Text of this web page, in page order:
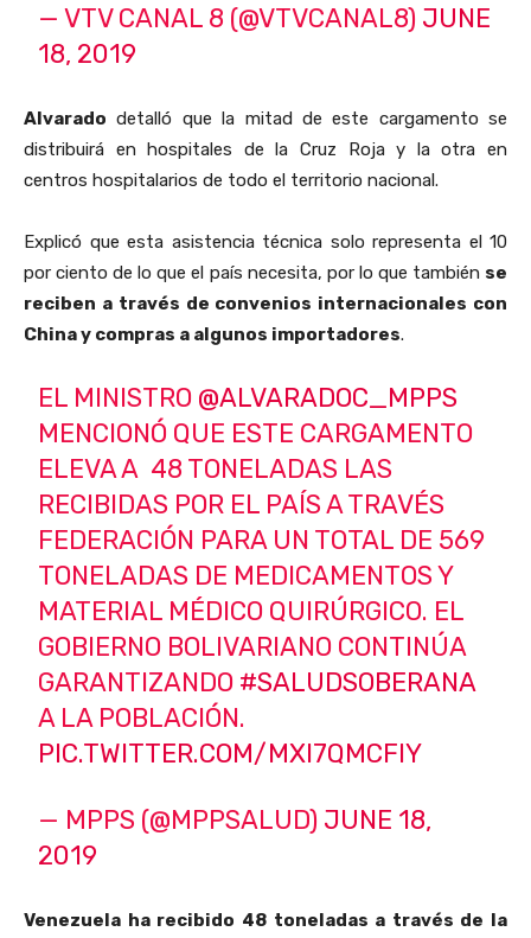
— VTV CANAL 8 (@VTVCANAL8) JUNE
18, 2019
Alvarado detalló que la mitad de este cargamento se
distribuirá en hospitales de la Cruz Roja y la otra en
centros hospitalarios de todo el territorio nacional.
Explicó que esta asistencia técnica solo representa el 10
por ciento de lo que el país necesita, por lo que también se
reciben a través de convenios internacionales con
China y compras a algunos importadores.
EL MINISTRO @ALVARADOC_MPPS
MENCIONÓ QUE ESTE CARGAMENTO
ELEVA A 48 TONELADAS LAS
RECIBIDAS POR EL PAÍS A TRAVÉS
FEDERACIÓN PARA UN TOTAL DE 569
TONELADAS DE MEDICAMENTOS Y
MATERIAL MÉDICO QUIRÚRGICO. EL
GOBIERNO BOLIVARIANO CONTINÚA
GARANTIZANDO #SALUDSOBERANA
A LA POBLACIÓN.
PIC.TWITTER.COM/MXI7QMCFIY
— MPPS (@MPPSALUD) JUNE 18,
2019
Venezuela ha recibido 48 toneladas a través de la